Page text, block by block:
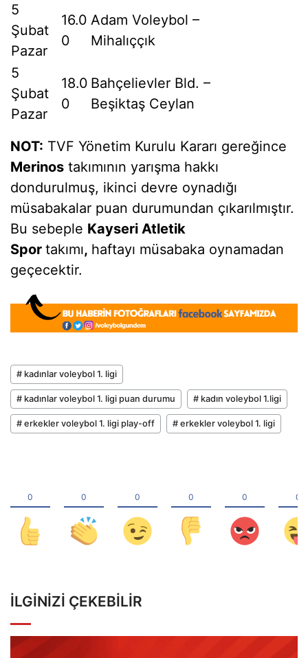
5
Şubat
Pazar
16.0
0
Adam Voleybol –
Mihalıççık
5
Şubat
Pazar
18.0
0
Bahçelievler Bld. –
Beşiktaş Ceylan
NOT: TVF Yönetim Kurulu Kararı gereğince
Merinos takımının yarışma hakkı
dondurulmuş, ikinci devre oynadığı
müsabakalar puan durumundan çıkarılmıştır.
Bu sebeple Kayseri Atletik
Spor takımı, haftayı müsabaka oynamadan
geçecektir.
# kadınlar voleybol 1. ligi
# kadınlar voleybol 1. ligi puan durumu # kadın voleybol 1.ligi
# erkekler voleybol 1. ligi play-off # erkekler voleybol 1. ligi
İLGINIZI ÇEKEBILIR